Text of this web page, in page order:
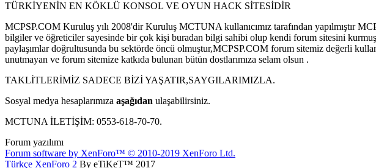
TÜRKİYENİN EN KÖKLÜ KONSOL VE OYUN HACK SİTESİDİR
MCPSP.COM Kuruluş yılı 2008'dir Kuruluş MCTUNA kullanıcımız tarafından yapılmıştır
bilgiler ve öğreticiler sayesinde bir çok kişi buradan bilgi sahibi olup kendi forum sitesini
paylaşımlar doğrultusunda bu sektörde öncü olmuştur,MCPSP.COM forum sitemiz değerli
unutmayan ve forum sitemize katkıda bulunan bütün dostlarımıza selam olsun .
TAKLİTLERİMİZ SADECE BİZİ YAŞATIR,SAYGILARIMIZLA.
Sosyal medya hesaplarımıza aşağıdan ulaşabilirsiniz.
MCTUNA İLETİŞİM: 0553-618-70-70.
Forum yazılımı
Forum software by XenForo™ © 2010-2019 XenForo Ltd.
Türkçe XenForo 2 By eTiKeT™ 2017